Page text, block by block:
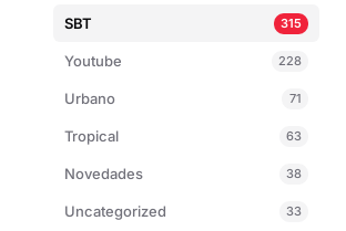
SBT 315
Youtube 228
Urbano 71
Tropical 63
Novedades 38
Uncategorized 33